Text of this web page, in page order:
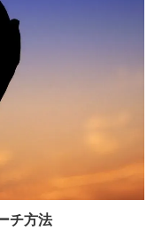
チ方法